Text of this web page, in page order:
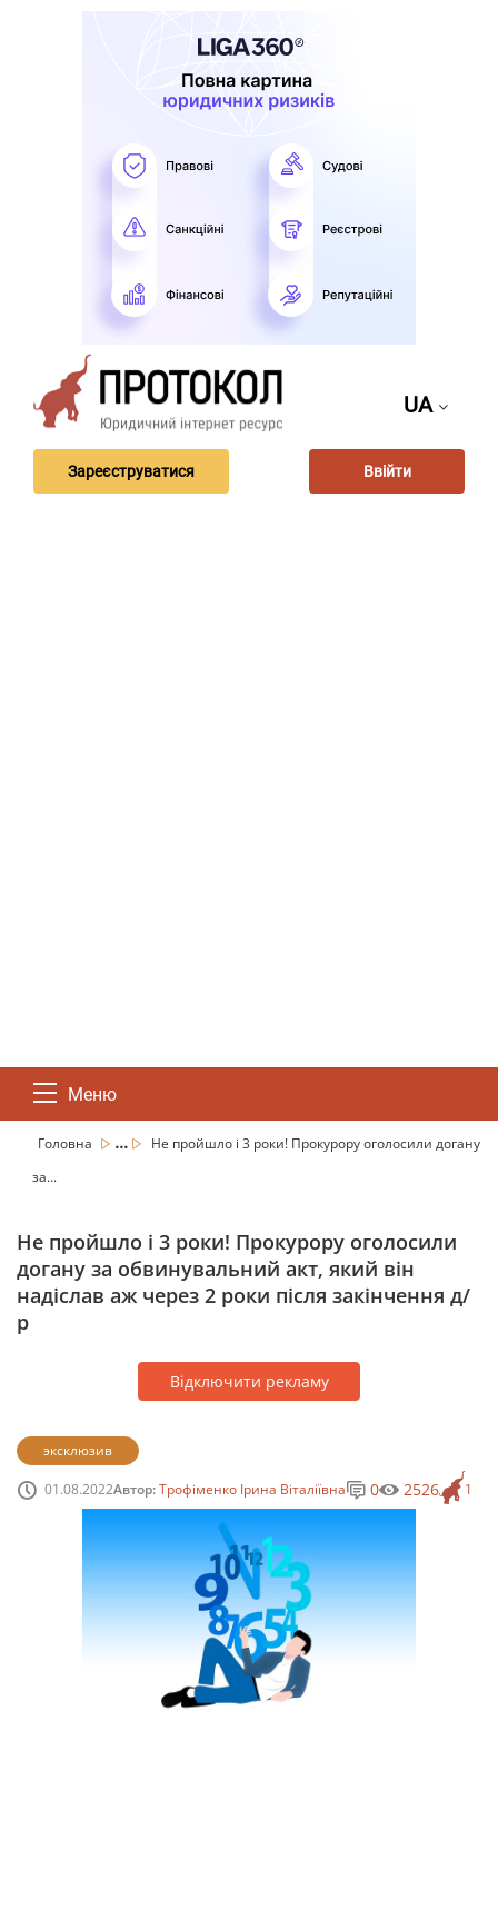
UA
Зареєструватися Ввійти
Меню
Головна ...
Не пройшло і 3 роки! Прокурору оголосили догану
за...
Не пройшло і 3 роки! Прокурору оголосили
догану за обвинувальний акт, який він
надіслав аж через 2 роки після закінчення д/
р
Відключити рекламу
эксклюзив
01.08.2022Автор:Трофіменко Ірина Віталіївна 1
0 2526